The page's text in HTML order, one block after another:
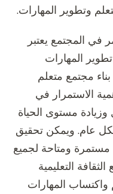
وتطوير المهارات.
في المجتمع يعتبر
المهارات
مجتمع متعلم
الاستمرار في
مستوى الحياة
عام. ويمكن تحقيق
مستمرة ومتاحة لجميع
التعليمية
واكتساب المهارات